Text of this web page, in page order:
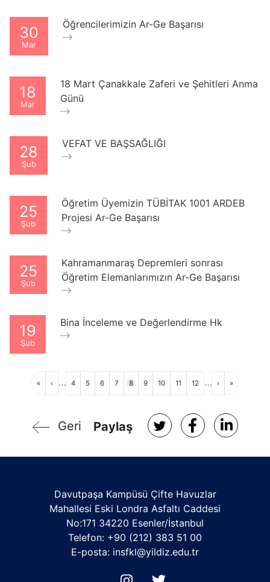
30
Mar
Öğrencilerimizin Ar-Ge Başarısı
18
Mar
18 Mart Çanakkale Zaferi ve Şehitleri Anma
Günü
28
Şub
VEFAT VE BAŞSAĞLIĞI
25
Şub
Öğretim Üyemizin TÜBİTAK 1001 ARDEB
Projesi Ar-Ge Başarısı
25
Şub
Kahramanmaraş Depremleri sonrası
Öğretim Elemanlarımızın Ar-Ge Başarısı
19
Şub
Bina İnceleme ve Değerlendirme Hk
Sayfalama
İlk
sayfa
«
Önceki
‹ … Sayfa
4 Sayfa
5 Sayfa
6 Sayfa
7 Sayfa
8 Sayfa
9 Sayfa
10 Sayfa
11 Sayfa
12 …
Sonraki
sayfa
›
Son
»
Geri Paylaş
Davutpaşa Kampüsü Çifte Havuzlar
Mahallesi Eski Londra Asfaltı Caddesi
No:171 34220 Esenler/İstanbul
Telefon: +90 (212) 383 51 00
E-posta: insfkl@yildiz.edu.tr